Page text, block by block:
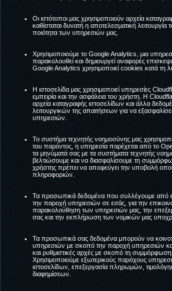
Οι ιστότοποι μας χρησιμοποιούν αρχεία
καθίσταται δυνατή η αποτελεσματική λειτουργία
ποιότητα των υπηρεσιών μας.
Χρησιμοποιούμε το Google Analytics, μια
παρακολουθεί και δημιουργεί αναφορές
Google Analytics χρησιμοποιεί cookies κατά τη
Η ιστοσελίδα μας χρησιμοποιεί υπηρεσίες
εμπειρία και την ασφάλεια του χρήστη. Η
αρχεία καταγραφής ιστοσελίδων και άλλα
λειτουργικών της απαιτήσεων για να
υπηρεσιών.
Το συστήμα τεχνητής νοημοσύνης μας
του παρόντος, η υπηρεσία παρέχεται από το
τα μηνύματά σας με τα συστήματα τεχνητής
βελτιώσουμε και να διασφαλίσουμε τη
χρήστης πρέπει να αποφεύγει την υποβολή
πληροφοριών.
Τα προσωπικά δεδομένα που συλλέγουμε από
την παροχή υπηρεσιών σε εσάς, για την
παρακολούθηση των υπηρεσιών μας, την
σας και την εκπλήρωση των νομικών μας
Τα προσωπικά σας δεδομένα μπορούν να
υπηρεσιών με σκοπό την παροχή υπηρεσιών και
και ρυθμιστικές αρχές με σκοπό τη συμμόρφωση
Χρησιμοποιούμε εξωτερικούς παρόχους
ιστοσελίδων, επεξεργασία πληρωμών,
διαφημίσεων.